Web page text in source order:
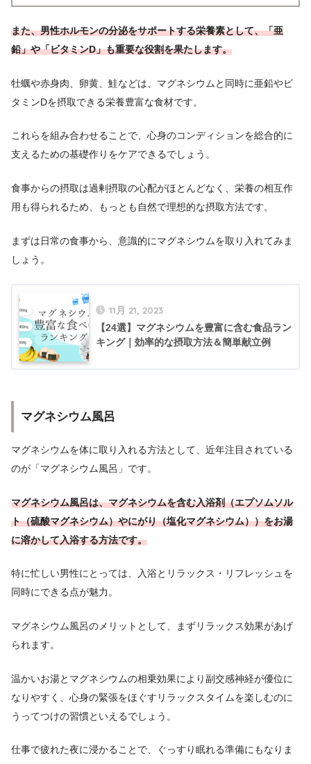
また、男性ホルモンの分泌をサポートする栄養素として、「亜
鉛」や「ビタミンD」も重要な役割を果たします。
牡蠣や赤身肉、卵黄、鮭などは、マグネシウムと同時に亜鉛やビ
タミンDを摂取できる栄養豊富な食材です。
これらを組み合わせることで、心身のコンディションを総合的に
支えるための基礎作りをケアできるでしょう。
食事からの摂取は過剰摂取の心配がほとんどなく、栄養の相互作
用も得られるため、もっとも自然で理想的な摂取方法です。
まずは日常の食事から、意識的にマグネシウムを取り入れてみま
しょう。
11月 21, 2023
【24選】マグネシウムを豊富に含む食品ラン
キング｜効率的な摂取方法＆簡単献立例
マグネシウム風呂
マグネシウムを体に取り入れる方法として、近年注目されている
のが「マグネシウム風呂」です。
マグネシウム風呂は、マグネシウムを含む入浴剤（エプソムソル
ト（硫酸マグネシウム）やにがり（塩化マグネシウム））をお湯
に溶かして入浴する方法です。
特に忙しい男性にとっては、入浴とリラックス・リフレッシュを
同時にできる点が魅力。
マグネシウム風呂のメリットとして、まずリラックス効果があげ
られます。
温かいお湯とマグネシウムの相乗効果により副交感神経が優位に
なりやすく、心身の緊張をほぐすリラックスタイムを楽しむのに
うってつけの習慣といえるでしょう。
仕事で疲れた夜に浸かることで、ぐっすり眠れる準備にもなりま